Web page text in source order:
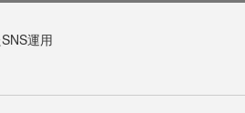
運用